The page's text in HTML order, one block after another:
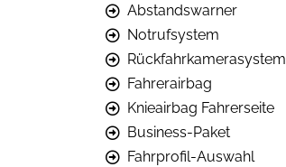
Abstandswarner
Notrufsystem
Rückfahrkamerasystem
Fahrerairbag
Knieairbag Fahrerseite
Business-Paket
Fahrprofil-Auswahl